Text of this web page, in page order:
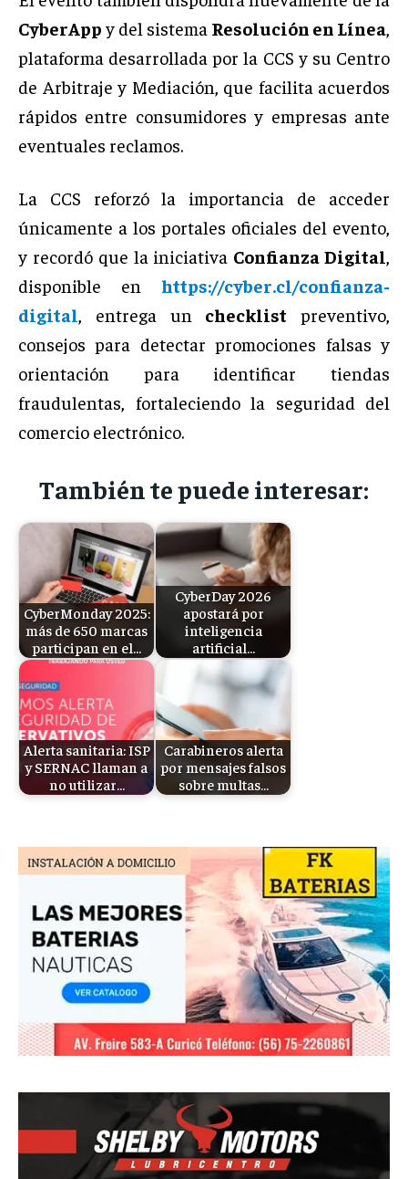
CyberApp y del sistema Resolución en Línea,
plataforma desarrollada por la CCS y su Centro
de Arbitraje y Mediación, que facilita acuerdos
rápidos entre consumidores y empresas ante
eventuales reclamos.
La CCS reforzó la importancia de acceder
únicamente a los portales oficiales del evento,
y recordó que la iniciativa Confianza Digital,
disponible en https://cyber.cl/confianza-
digital, entrega un checklist preventivo,
consejos para detectar promociones falsas y
orientación para identificar tiendas
fraudulentas, fortaleciendo la seguridad del
comercio electrónico.
También te puede interesar:
CyberMonday 2025:
más de 650 marcas
participan en el…
CyberDay 2026
apostará por
inteligencia
artificial…
Alerta sanitaria: ISP
y SERNAC llaman a
no utilizar…
Carabineros alerta
por mensajes falsos
sobre multas…